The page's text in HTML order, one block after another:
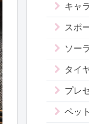
キャ
スポ
ソー
タイ
プレ
ペッ